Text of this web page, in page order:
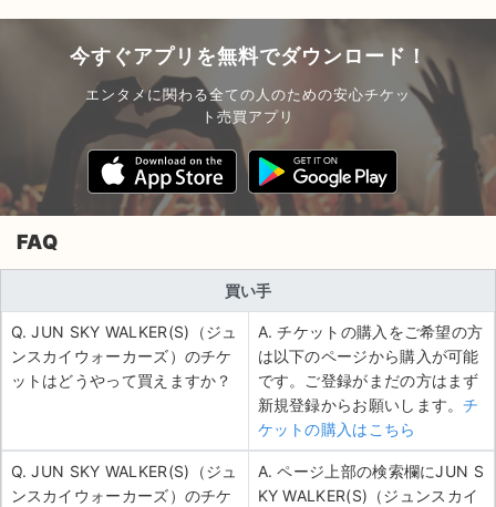
今すぐアプリを無料でダウンロード！
エンタメに関わる全ての人のための安心チケッ
ト売買アプリ
FAQ
買い手
Q. JUN SKY WALKER(S)（ジュ
ンスカイウォーカーズ）のチケ
ットはどうやって買えますか？
A. チケットの購入をご希望の方
は以下のページから購入が可能
です。ご登録がまだの方はまず
新規登録からお願いします。チ
ケットの購入はこちら
Q. JUN SKY WALKER(S)（ジュ
ンスカイウォーカーズ）のチケ
A. ページ上部の検索欄にJUN S
KY WALKER(S)（ジュンスカイ